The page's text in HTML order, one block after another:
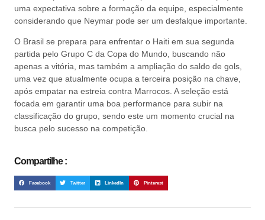
uma expectativa sobre a formação da equipe, especialmente
considerando que Neymar pode ser um desfalque importante.
O Brasil se prepara para enfrentar o Haiti em sua segunda
partida pelo Grupo C da Copa do Mundo, buscando não
apenas a vitória, mas também a ampliação do saldo de gols,
uma vez que atualmente ocupa a terceira posição na chave,
após empatar na estreia contra Marrocos. A seleção está
focada em garantir uma boa performance para subir na
classificação do grupo, sendo este um momento crucial na
busca pelo sucesso na competição.
Compartilhe :
Facebook Twitter LinkedIn Pinterest